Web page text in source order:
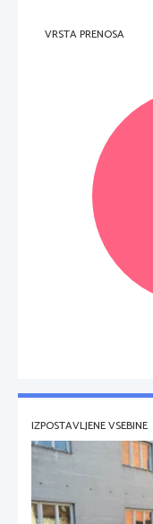
y=
VRSTA PRENOSA
IZPOSTAVLJENE VSEBINE